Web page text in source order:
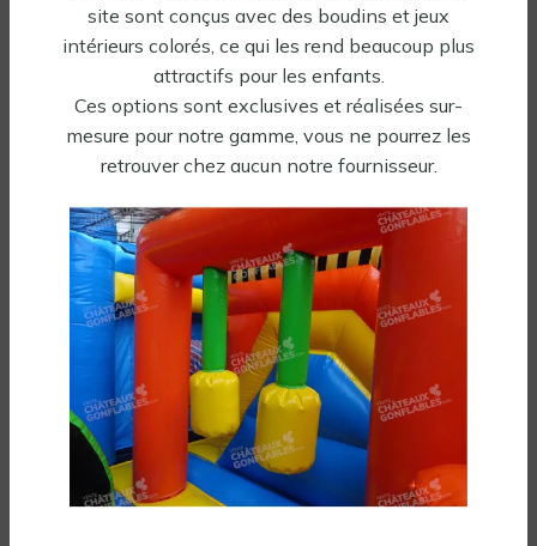
site sont conçus avec des boudins et jeux
intérieurs colorés, ce qui les rend beaucoup plus
attractifs pour les enfants.
Ces options sont exclusives et réalisées sur-
mesure pour notre gamme, vous ne pourrez les
retrouver chez aucun notre fournisseur.